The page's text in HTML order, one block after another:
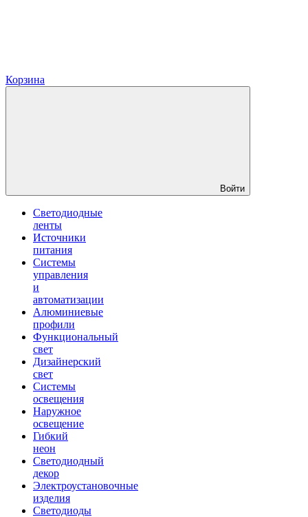
Корзина
Войти
Светодиодные
ленты
Источники
питания
Системы
управления
и
автоматизации
Алюминиевые
профили
Функциональный
свет
Дизайнерский
свет
Системы
освещения
Наружное
освещение
Гибкий
неон
Светодиодный
декор
Электроустановочные
изделия
Светодиоды